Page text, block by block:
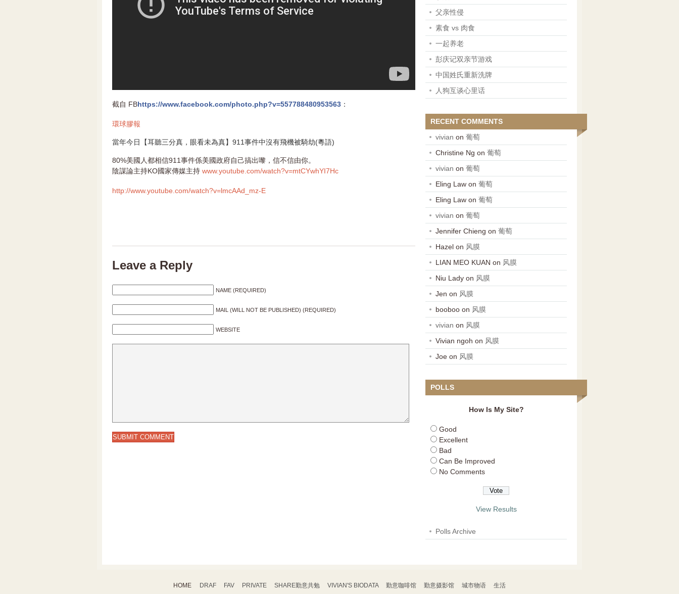
截自 FBhttps://www.facebook.com/photo.php?v=557788480953563 ：
環球膠報
當年今日【耳聽三分真，眼看未為真】911事件中沒有飛機被騎劫(粵語)
80%美國人都相信911事件係美國政府自己搞出嚟，信不信由你­。
陰謀論主持KO國家傳媒主持 www.youtube.com/watch?v=mtCYwhYI7Hc
http://www.youtube.com/watch?v=lmcAAd_mz-E
Leave a Reply
NAME (REQUIRED)
MAIL (WILL NOT BE PUBLISHED) (REQUIRED)
WEBSITE
父亲性侵
素食 vs 肉食
一起养老
彭庆记双亲节游戏
中国姓氏重新洗牌
人狗互谈心里话
RECENT COMMENTS
vivian on 葡萄
Christine Ng on 葡萄
vivian on 葡萄
Eling Law on 葡萄
Eling Law on 葡萄
vivian on 葡萄
Jennifer Chieng on 葡萄
Hazel on 风膜
LIAN MEO KUAN on 风膜
Niu Lady on 风膜
Jen on 风膜
booboo on 风膜
vivian on 风膜
Vivian ngoh on 风膜
Joe on 风膜
POLLS
How Is My Site?
Good
Excellent
Bad
Can Be Improved
No Comments
View Results
Polls Archive
HOME DRAF FAV PRIVATE SHARE勤意共勉 VIVIAN'S BIODATA 勤意咖啡馆 勤意摄影馆 城市物语 生活